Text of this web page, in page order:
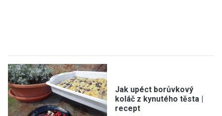
Jak upéct borůvkový
koláč z kynutého těsta |
recept